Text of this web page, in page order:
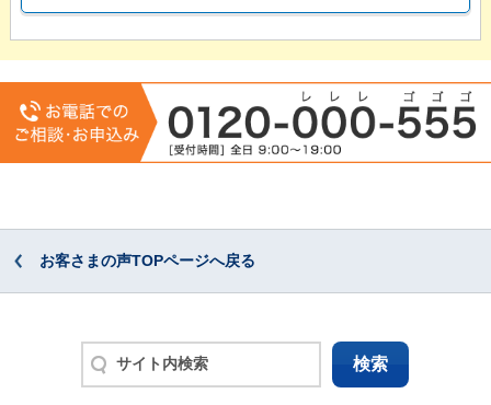
お客さまの声TOPページへ戻る